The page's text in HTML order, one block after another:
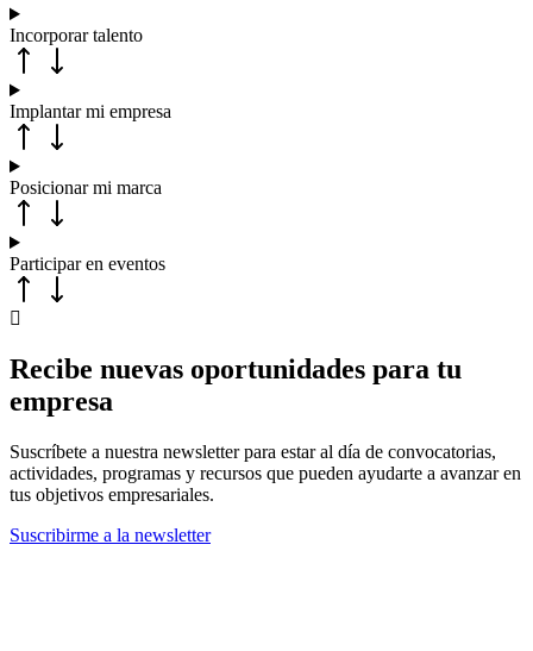
Incorporar talento
Implantar mi empresa
Posicionar mi marca
Participar en eventos
Recibe nuevas oportunidades para tu
empresa
Suscríbete a nuestra newsletter para estar al día de convocatorias,
actividades, programas y recursos que pueden ayudarte a avanzar en
tus objetivos empresariales.
Suscribirme a la newsletter